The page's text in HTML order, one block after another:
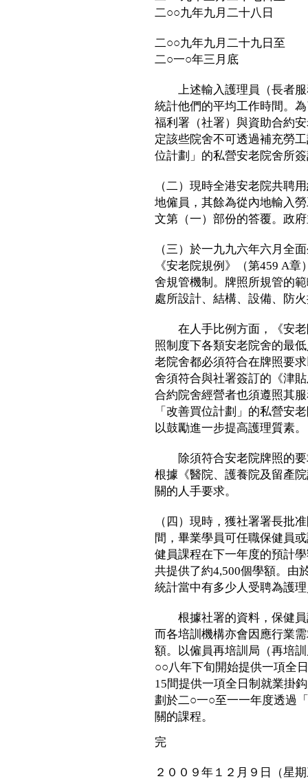
二○○九年九月二十八
二○○九年九月二十九日至
二○一○年三月底
上述輸入護理員（長者服
統計他們的平均工作時間。
福利署（社署）與資助合約
定該些院舍不可透過補充勞
位計劃」的私營安老院舍所
（二）現時全港安老院共聘
地僱員，其餘為從內地輸入
文第（一）部份的答覆。政
（三）於一九九六年六月全
《安老院規例》（第459 A
舍規管機制。牌照所規管的
處所設計、結構、設備、防
在人手比例方面，《安老
照制度下各類安老院舍的最
老院舍都必須符合在牌照要
舍須符合與社署簽訂的《津
合約院舍經營者也須遵照其
「改善買位計劃」的私營安
以鼓勵進一步提高護理質素。
除須符合安老院牌照的要
根據《醫院、護養院及留產
關的人手要求。
（四）現時，獲社署署長批
間，畢業學員可任職保健員
健員課程在下一年度的預計
共提供了約4,500個學額。由
統計當中有多少人受聘為護
根據社署的資料，保健員
而各培訓機構亦會因應行業
額。以僱員再培訓局（再培
○○八年下旬開始提供一項全
15間提供一項全日制就業掛
劃於二○一○至一一年度透過
關的課程。
完
２００９年１２月９日（星